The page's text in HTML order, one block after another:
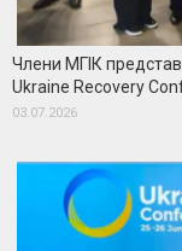
Члени МГІК
Ukraine Recovery
03.07.2026